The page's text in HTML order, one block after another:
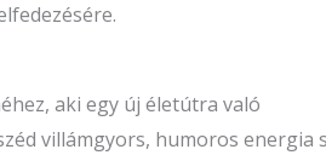
aki egy új életútra való
villámgyors, humoros energia